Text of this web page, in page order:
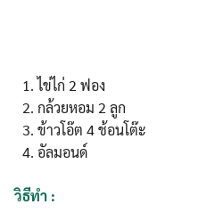
ไข่ไก่ 2 ฟอง
กล้วยหอม 2 ลูก
ข้าวโอ๊ต 4 ช้อนโต๊ะ
อัลมอนด์
วิธีทำ :